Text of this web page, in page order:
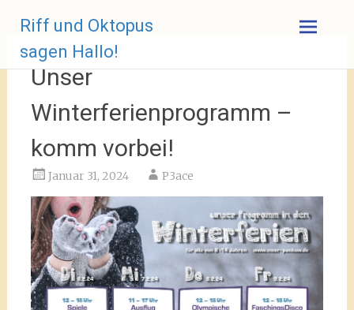
Inhalt
springen
Riff und Oktopus
sagen Hallo!
Unser
Winterferienprogramm –
komm vorbei!
Januar 31, 2024 P3ace